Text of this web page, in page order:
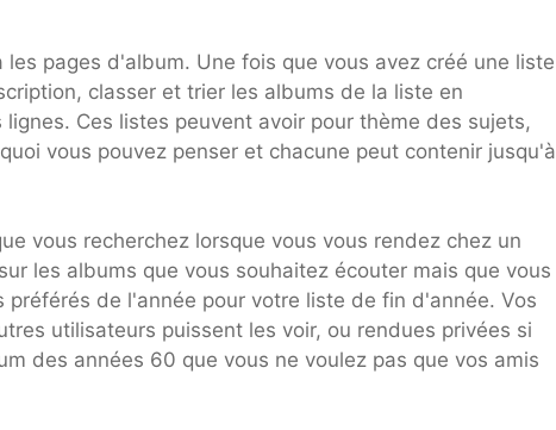
pages d'album. Une fois que vous avez créé une liste
classer et trier les albums de la liste en
Ces listes peuvent avoir pour thème des sujets,
vous pouvez penser et chacune peut contenir jusqu'à
vous recherchez lorsque vous vous rendez chez un
les albums que vous souhaitez écouter mais que vous
de l'année pour votre liste de fin d'année. Vos
utilisateurs puissent les voir, ou rendues privées si
des années 60 que vous ne voulez pas que vos amis